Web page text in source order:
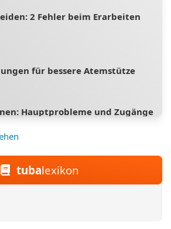
2 Fehler beim Erarbeiten
für bessere Atemstütze
Hauptprobleme und Zugänge
- wie geht es richtig?
tubalexikon